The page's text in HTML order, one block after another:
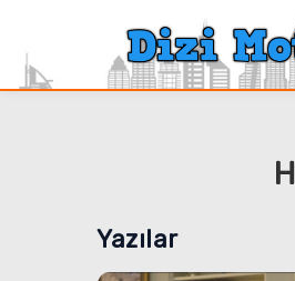
Yazılar